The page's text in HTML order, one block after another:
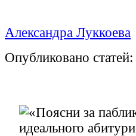
Александра Луккоева
Опубликовано статей: